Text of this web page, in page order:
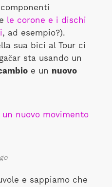
le corone e i dischi
, ad esempio?).
sua bici al Tour ci
sta usando un
e un nuovo
e sappiamo che